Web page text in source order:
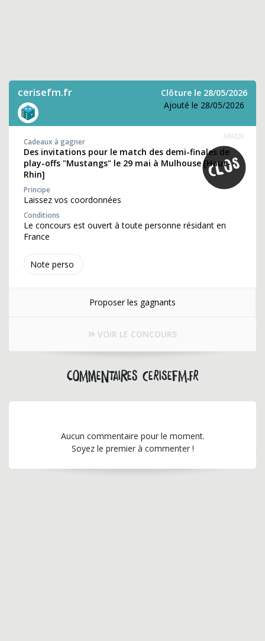
cerisefm.fr
Clôture le 28/05/2026
Ajouté le 28/05/2026
Note perso
369220
Cadeaux à gagner
Des invitations pour le match des demi-finales de
play-offs "Mustangs" le 29 mai à Mulhouse [Haut-
Rhin]
Principe
Laissez vos coordonnées
Conditions
Le concours est ouvert à toute personne résidant en
France
Proposer les gagnants
VOIR LE CONCOURS
Commentaires cerisefm.fr
Aucun commentaire pour le moment.
Soyez le premier à commenter !